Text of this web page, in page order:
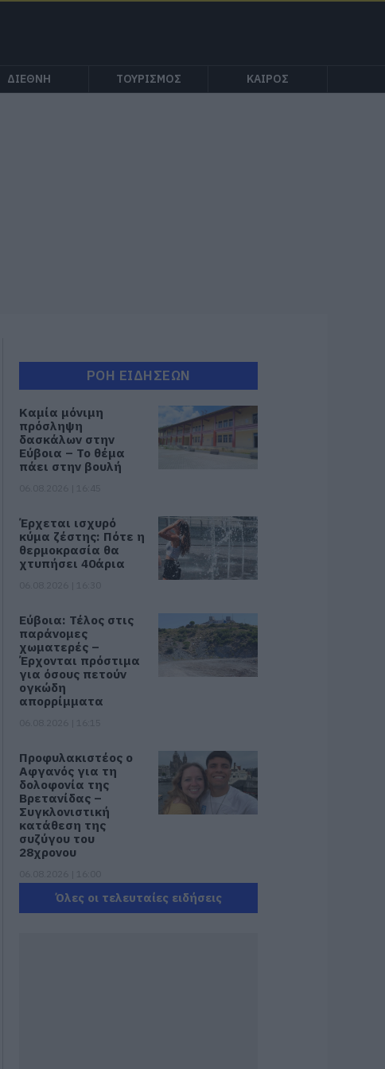
ΔΙΕΘΝΗ ΤΟΥΡΙΣΜΟΣ ΚΑΙΡΟΣ
ΡΟΗ ΕΙΔΗΣΕΩΝ
Καμία μόνιμη
πρόσληψη
δασκάλων στην
Εύβοια – Το θέμα
πάει στην βουλή
Έρχεται ισχυρό
κύμα ζέστης: Πότε η
θερμοκρασία θα
χτυπήσει 40άρια
Εύβοια: Τέλος στις
παράνομες
χωματερές –
Έρχονται πρόστιμα
για όσους πετούν
ογκώδη
απορρίμματα
Προφυλακιστέος ο
Αφγανός για τη
δολοφονία της
Βρετανίδας –
Συγκλονιστική
κατάθεση της
συζύγου του
28χρονου
Νέα εποχή για την
Όλες οι τελευταίες ειδήσεις